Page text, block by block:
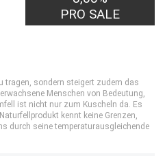
PRO SALE
tragen, sondern steigert zudem das
Menschen von Bedeutung,
ist nicht nur zum Kuscheln da. Es
kennt keine Grenzen,
durch seine temperaturausgleichende